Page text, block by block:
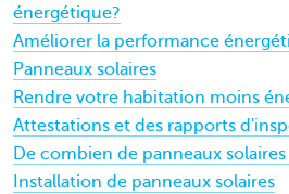
énergétique?
Améliorer la performance
Panneaux solaires
Rendre votre habitation moins
Attestations et des rapports
De combien de panneaux
Installation de panneaux solaires